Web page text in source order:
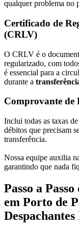
qualquer problema no
Certificado de
(CRLV)
O CRLV é o
regularizado, com
é essencial para a
durante a
Comprovante de
Inclui todas as taxas de
débitos que precisam
transferência.
Nossa equipe auxilia
garantindo que nada
Passo a
em Porto de